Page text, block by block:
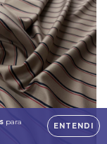
para
ENTENDI